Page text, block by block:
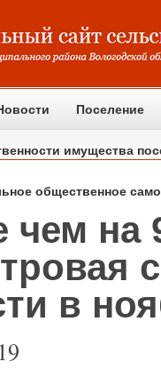
Поселение
имущества
общественное
чем на
в